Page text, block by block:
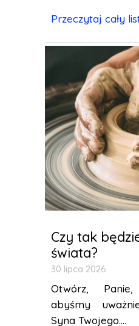
Przeczytaj cały
Czy tak
świata?
30 lipca 2026
Otwórz,
abyśmy
Syna Twojego....